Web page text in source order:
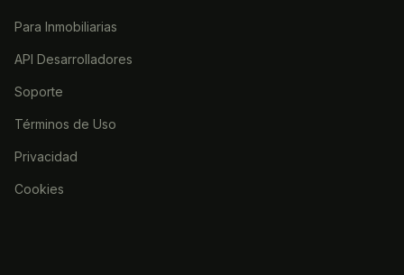
Para Inmobiliarias
API Desarrolladores
Soporte
Términos de Uso
Privacidad
Cookies